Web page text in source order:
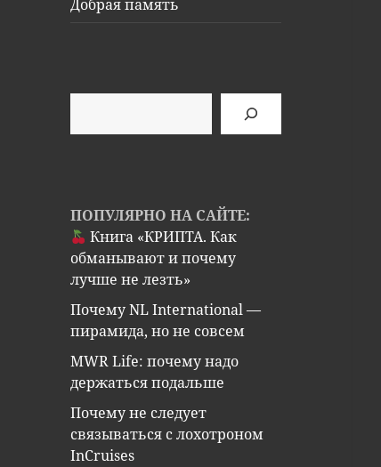
Добрая память
ПОПУЛЯРНО НА САЙТЕ:
Книга «КРИПТА. Как
обманывают и почему
лучше не лезть»
Почему NL International —
пирамида, но не совсем
MWR Life: почему надо
держаться подальше
Почему не следует
связываться с лохотроном
InCruises